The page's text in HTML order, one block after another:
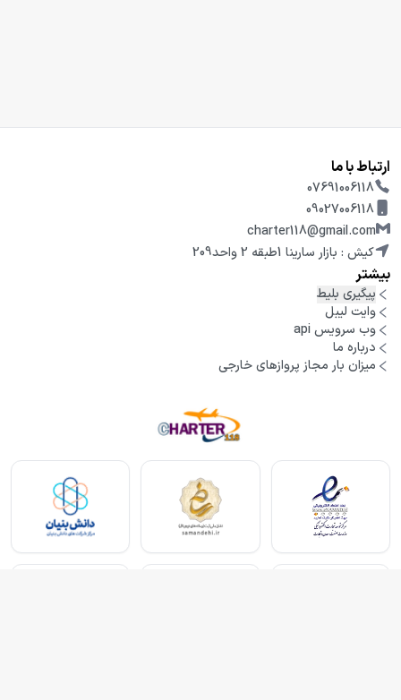
ارتباط با ما
07691006118
09027006118
charter118@gmail.com
کیش : بازار سارینا 1طبقه 2 واحد209
بیشتر
پیگیری بلیط
وایت لیبل
وب سرویس api
درباره ما
میزان بار مجاز پروازهای خارجی